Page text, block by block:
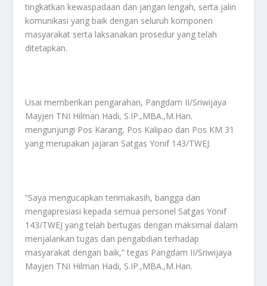
tingkatkan kewaspadaan dan jangan lengah, serta jalin
komunikasi yang baik dengan seluruh komponen
masyarakat serta laksanakan prosedur yang telah
ditetapkan.
Usai memberikan pengarahan, Pangdam II/Sriwijaya
Mayjen TNI Hilman Hadi, S.IP.,MBA.,M.Han.
mengunjungi Pos Karang, Pos Kalipao dan Pos KM 31
yang merupakan jajaran Satgas Yonif 143/TWEJ.
“Saya mengucapkan terimakasih, bangga dan
mengapresiasi kepada semua personel Satgas Yonif
143/TWEJ yang telah bertugas dengan maksimal dalam
menjalankan tugas dan pengabdian terhadap
masyarakat dengan baik,” tegas Pangdam II/Sriwijaya
Mayjen TNI Hilman Hadi, S.IP.,MBA.,M.Han.